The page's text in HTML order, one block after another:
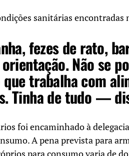
sanitárias encontradas
fezes de rato,
Não se
trabalha com
Tinha de tudo —
foi encaminhado à
A pena prevista para